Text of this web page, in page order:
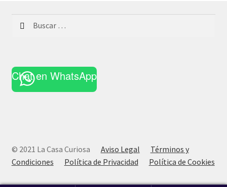
Chat en WhatsApp
© 2021 La Casa Curiosa Aviso Legal
Términos y
Condiciones
Política de Privacidad Política de Cookies